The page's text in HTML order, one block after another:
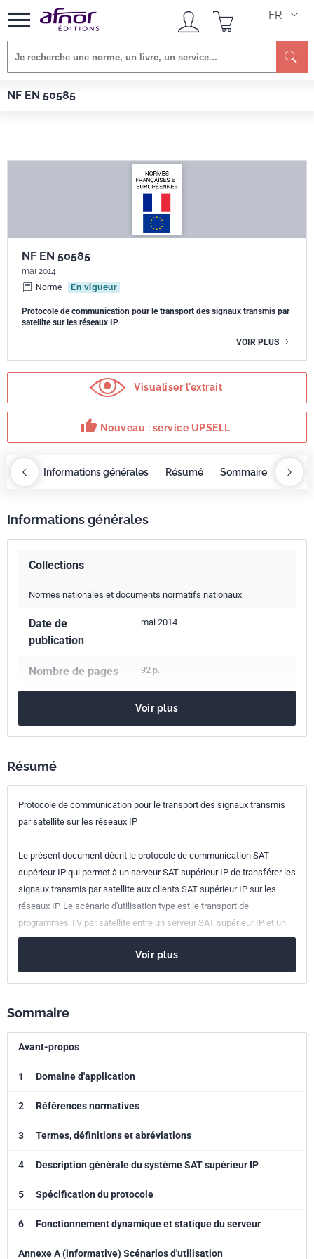
FR
NF EN 50585
Afnor EDITIONS
NF EN 50585
mai 2014
Norme
En vigueur
Protocole de communication pour le transport des signaux transmis par
satellite sur les réseaux IP
VOIR PLUS
Visualiser l'extrait
thumb_up Nouveau : service UPSELL
Informations générales Résumé Sommaire
Informations générales
Collections
Normes nationales et documents normatifs nationaux
Date de
publication
mai 2014
Nombre de pages 92 p.
Codes ICS
33.170
classement
Parenté
européenne
EN 50585:2014
Voir plus
Résumé
Protocole de communication pour le transport des signaux transmis
par satellite sur les réseaux IP
Le présent document décrit le protocole de communication SAT
supérieur IP qui permet à un serveur SAT supérieur IP de transférer les
signaux transmis par satellite aux clients SAT supérieur IP sur les
réseaux IP. Le scénario d'utilisation type est le transport de
programmes TV par satellite entre un serveur SAT supérieur IP et un
client SAT supérieur IP sur un réseau IP.
Voir plus
Sommaire
Avant-propos
1 Domaine d'application
2 Références normatives
3 Termes, définitions et abréviations
4 Description générale du système SAT supérieur IP
5 Spécification du protocole
6 Fonctionnement dynamique et statique du serveur
Annexe A (informative) Scénarios d'utilisation